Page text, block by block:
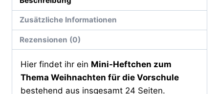
Zusätzliche Informationen
Rezensionen (0)
Hier findet ihr ein Mini-Heftchen zum
Thema Weihnachten für die Vorschule
bestehend aus insgesamt 24 Seiten.